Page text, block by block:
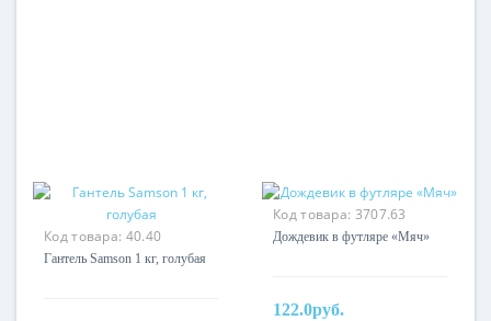
Код товара: 40.40
Гантель Samson 1 кг, голубая
Код товара: 3707.63
Дождевик в футляре «Мяч»
122.0руб.